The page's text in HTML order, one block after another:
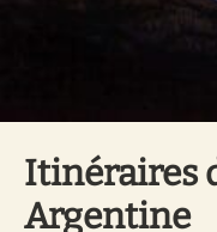
Itinéraires
Argentine